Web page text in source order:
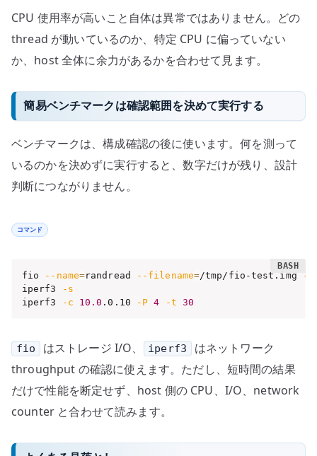
CPU 使用率が高いこと自体は異常ではありません。どの
thread が動いているのか、特定 CPU に偏っていない
か、host 全体に余力があるかを合わせて見ます。
簡易ベンチマークは確認範囲を決めて実行する
ベンチマークは、構成確認の後に使います。何を測って
いるのかを決めずに実行すると、数字だけが残り、設計
判断につながりません。
コマンド
fio --name=randread --filename=/tmp/fio-test.img
--
iperf3
-s
iperf3
-c 10.0 .0.10 -P 4 -t 30
fio はストレージ I/O、 iperf3
はネットワーク
throughput の確認に使えます。ただし、短時間の結果
だけで性能を断定せず、host 側の CPU、I/O、network
counter と合わせて読みます。